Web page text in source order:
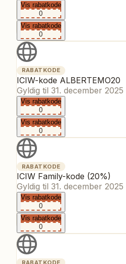
Vis rabatkode
0
Vis rabatkode
0
RABATKODE
ICIW-kode ALBERTEMO20
Gyldig til 31. december 2025
Vis rabatkode
0
Vis rabatkode
0
RABATKODE
ICIW Family-kode (20%)
Gyldig til 31. december 2025
Vis rabatkode
0
Vis rabatkode
0
RABATKODE